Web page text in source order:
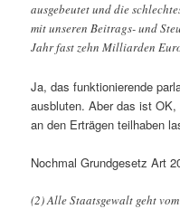
ausgebeutet und die
mit unseren Beitrags- und
Jahr fast zehn Milliarden
Ja, das funktionierende
ausbluten. Aber das ist
an den Erträgen teilhaben
Nochmal Grundgesetz Art
(2) Alle Staatsgewalt geht